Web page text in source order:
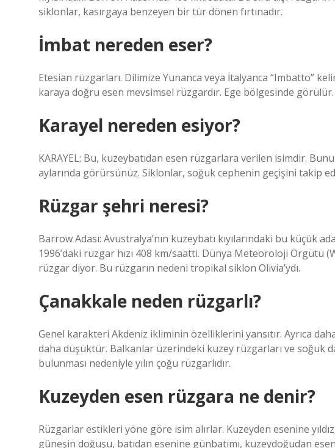
siklonlar, kasırgaya benzeyen bir tür dönen fırtınadır.
İmbat nereden eser?
Etesian rüzgarları. Dilimize Yunanca veya İtalyanca “Imbatto”
karaya doğru esen mevsimsel rüzgardır. Ege bölgesinde
Karayel nereden esiyor?
KARAYEL: Bu, kuzeybatıdan esen rüzgarlara verilen isimdir.
aylarında görürsünüz. Siklonlar, soğuk cephenin geçişini takip
Rüzgar şehri neresi?
Barrow Adası: Avustralya’nın kuzeybatı kıyılarındaki bu küçük
1996’daki rüzgar hızı 408 km/saatti. Dünya Meteoroloji Örgütü
rüzgar diyor. Bu rüzgarın nedeni tropikal siklon Olivia’ydı.
Çanakkale neden rüzgarlı?
Genel karakteri Akdeniz ikliminin özelliklerini yansıtır. Ayrıca
daha düşüktür. Balkanlar üzerindeki kuzey rüzgarları ve soğuk
bulunması nedeniyle yılın çoğu rüzgarlıdır.
Kuzeyden esen rüzgara ne denir?
Rüzgarlar estikleri yöne göre isim alırlar. Kuzeyden esenine
güneşin doğuşu, batıdan esenine günbatımı, kuzeydoğudan